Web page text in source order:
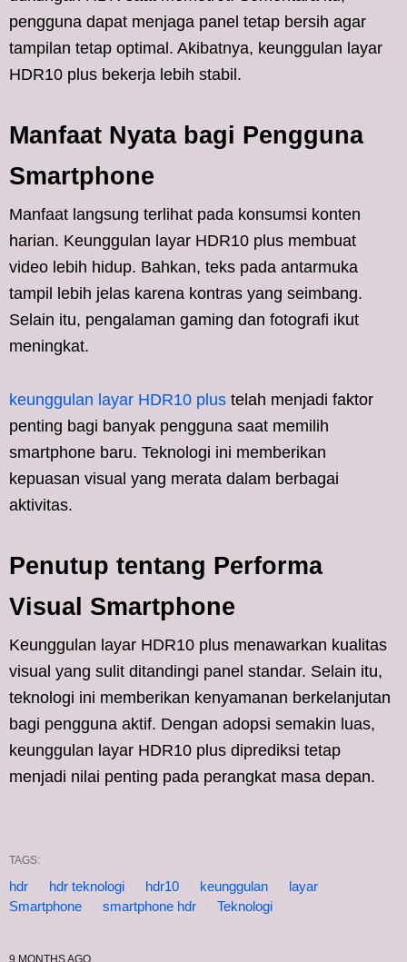
pengguna dapat menjaga panel tetap bersih agar
tampilan tetap optimal. Akibatnya, keunggulan layar
HDR10 plus bekerja lebih stabil.
Manfaat Nyata bagi Pengguna
Smartphone
Manfaat langsung terlihat pada konsumsi konten
harian. Keunggulan layar HDR10 plus membuat
video lebih hidup. Bahkan, teks pada antarmuka
tampil lebih jelas karena kontras yang seimbang.
Selain itu, pengalaman gaming dan fotografi ikut
meningkat.
keunggulan layar HDR10 plus telah menjadi faktor
penting bagi banyak pengguna saat memilih
smartphone baru. Teknologi ini memberikan
kepuasan visual yang merata dalam berbagai
aktivitas.
Penutup tentang Performa
Visual Smartphone
Keunggulan layar HDR10 plus menawarkan kualitas
visual yang sulit ditandingi panel standar. Selain itu,
teknologi ini memberikan kenyamanan berkelanjutan
bagi pengguna aktif. Dengan adopsi semakin luas,
keunggulan layar HDR10 plus diprediksi tetap
menjadi nilai penting pada perangkat masa depan.
TAGS:
hdr hdr teknologi hdr10 keunggulan
layar
Smartphone
smartphone hdr Teknologi
9 MONTHS AGO